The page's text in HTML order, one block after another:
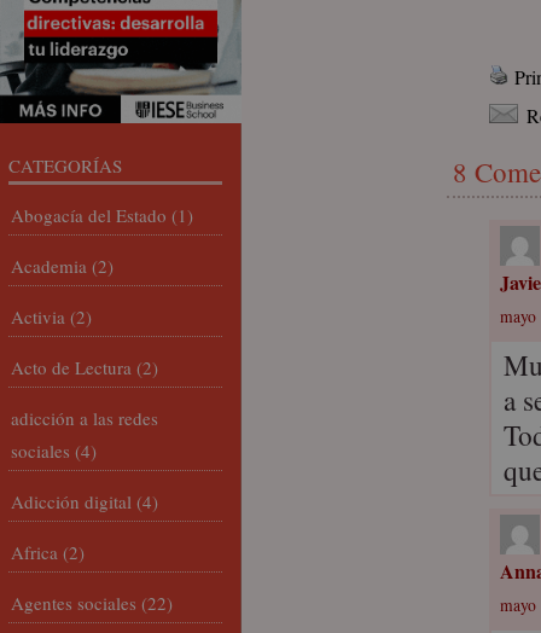
8
mayo
a
mayo
CATEGORÍAS
Abogacía del Estado (1)
Academia (2)
Activia (2)
Acto de Lectura (2)
adicción a las redes
sociales (4)
Adicción digital (4)
Africa (2)
Agentes sociales (22)